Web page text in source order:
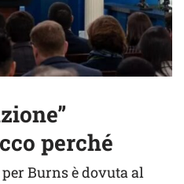
perché
Burns è dovuta al